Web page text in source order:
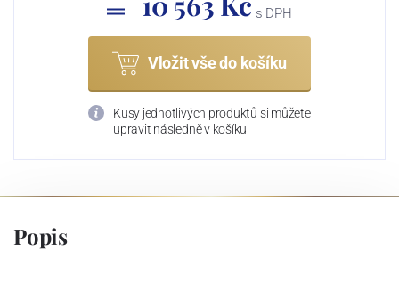
s DPH
Vložit vše do košíku
Kusy jednotlivých produktů si můžete
upravit následně v košíku
Popis